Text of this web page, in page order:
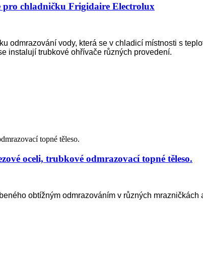
pro chladničku Frigidaire Electrolux
odmrazování vody, která se v chladicí místnosti s
instalují trubkové ohřívače různých provedení.
oceli, trubkové odmrazovací topné těleso.
obtížným odmrazováním v různých mrazničkách